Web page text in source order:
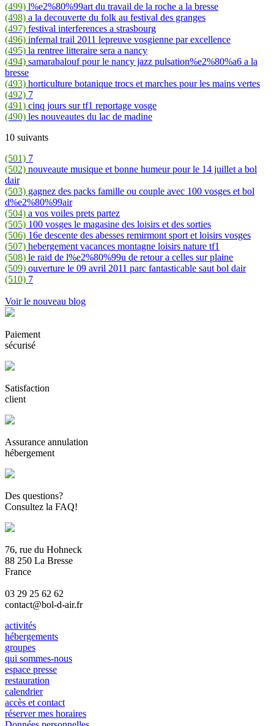
(499) l%e2%80%99art du travail de la roche a la bresse
(498) a la decouverte du folk au festival des granges
(497) festival interferences a strasbourg
(496) infernal trail 2011 lepreuve vosgienne par excellence
(495) la rentree litteraire sera a nancy
(494) samarabalouf pour le nancy jazz pulsation%e2%80%a6 a la
bresse
(493) horticulture botanique trocs et marches pour les mains vertes
(492) 7
(491) cinq jours sur tf1 reportage vosge
(490) les nouveautes du lac de madine
10 suivants
(501) 7
(502) nouveaute musique et bonne humeur pour le 14 juillet a bol
dair
(503) gagnez des packs famille ou couple avec 100 vosges et bol
d%e2%80%99air
(504) a vos voiles prets partez
(505) 100 vosges le magasine des loisirs et des sorties
(506) 16e descente des abesses remirmont sport et loisirs vosges
(507) hebergement vacances montagne loisirs nature tf1
(508) le raid de l%e2%80%99u de retour a celles sur plaine
(509) ouverture le 09 avril 2011 parc fantasticable saut bol dair
(510) 7
Voir le nouveau blog
Paiement
sécurisé
Satisfaction
client
Assurance annulation
hébergement
Des questions?
Consultez la FAQ!
76, rue du Hohneck
88 250 La Bresse
France
03 29 25 62 62
contact@bol-d-air.fr
activités
hébergements
groupes
qui sommes-nous
espace presse
restauration
calendrier
accès et contact
réserver mes horaires